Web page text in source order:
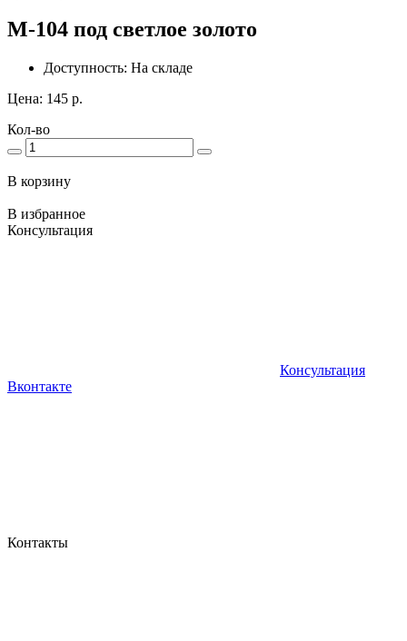
М-104 под светлое золото
Доступность: На складе
Цена: 145 р.
Кол-во
В корзину
В избранное
Консультация
Консультация
Вконтакте
Контакты